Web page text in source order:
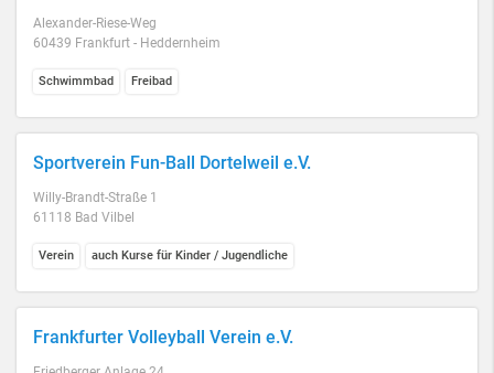
Alexander-Riese-Weg
60439 Frankfurt - Heddernheim
Schwimmbad Freibad
Sportverein Fun-Ball Dortelweil e.V.
Willy-Brandt-Straße 1
61118 Bad Vilbel
Verein auch Kurse für Kinder / Jugendliche
Frankfurter Volleyball Verein e.V.